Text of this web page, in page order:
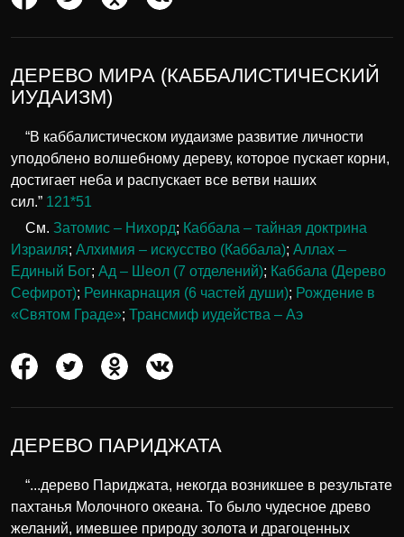
ДЕРЕВО МИРА (КАББАЛИСТИЧЕСКИЙ
ИУДАИЗМ)
“В каббалистическом иудаизме развитие личности
уподоблено волшебному дереву, которое пускает корни,
достигает неба и распускает все ветви наших
сил.” 121*51
См. Затомис – Нихорд; Каббала – тайная доктрина
Израиля; Алхимия – искусство (Каббала); Аллах –
Единый Бог; Ад – Шеол (7 отделений); Каббала (Дерево
Сефирот); Реинкарнация (6 частей души); Рождение в
«Святом Граде»; Трансмиф иудейства – Аэ
ДЕРЕВО ПАРИДЖАТА
“...дерево Париджата, некогда возникшее в результате
пахтанья Молочного океана. То было чудесное древо
желаний, имевшее природу золота и драгоценных